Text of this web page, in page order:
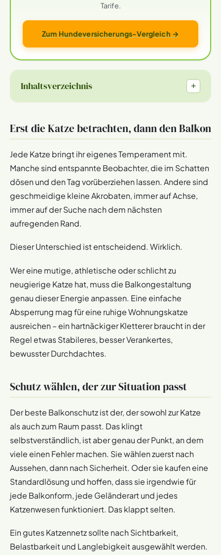
Tarife.
Zum Hundeversicherungs-Vergleich →
Inhaltsverzeichnis +
Erst die Katze betrachten, dann den Balkon
Jede Katze bringt ihr eigenes Temperament mit.
Manche sind entspannte Beobachter, die im Schatten
dösen und den Tag vorüberziehen lassen. Andere sind
geschmeidige kleine Akrobaten, immer auf Achse,
immer auf der Suche nach dem nächsten
aufregenden Rand.
Dieser Unterschied ist entscheidend. Wirklich.
Wer eine mutige, athletische oder schlicht zu
neugierige Katze hat, muss die Balkongestaltung
genau dieser Energie anpassen. Eine einfache
Absperrung mag für eine ruhige Wohnungskatze
ausreichen – ein hartnäckiger Kletterer braucht in der
Regel etwas Stabileres, besser Verankertes,
bewusster Durchdachtes.
Schutz wählen, der zur Situation passt
Der beste Balkonschutz ist der, der sowohl zur Katze
als auch zum Raum passt. Das klingt
selbstverständlich, ist aber genau der Punkt, an dem
viele einen Fehler machen. Sie wählen zuerst nach
Aussehen, dann nach Sicherheit. Oder sie kaufen eine
Standardlösung und hoffen, dass sie irgendwie für
jede Balkonform, jede Geländerart und jedes
Katzenwesen funktioniert. Das klappt selten.
Ein gutes Katzennetz sollte nach Sichtbarkeit,
Belastbarkeit und Langlebigkeit ausgewählt werden.